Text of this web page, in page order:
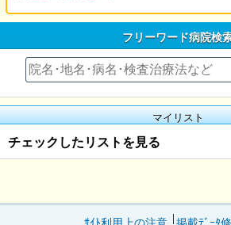
フリーワード病院検
マイリスト
チェックしたリストを見る
ｻｲﾄ利用上の注意 掲載ﾃﾞｰﾀ